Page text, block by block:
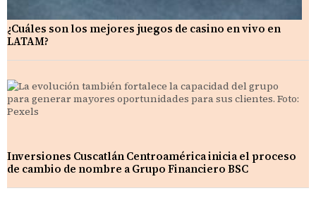
¿Cuáles son los mejores juegos de casino en vivo en
LATAM?
Inversiones Cuscatlán Centroamérica inicia el proceso
de cambio de nombre a Grupo Financiero BSC